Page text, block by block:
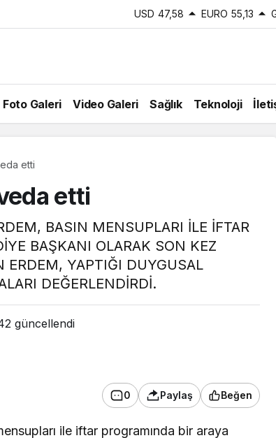
USD 47,58 EURO 55,13
Foto Galeri Video Galeri Sağlık Teknoloji
etti
etti
BASIN MENSUPLARI İLE İFTAR
BAŞKANI OLARAK SON KEZ
ERDEM, YAPTIĞI DUYGUSAL
DEĞERLENDİRDİ.
güncellendi
0 Paylaş Beğen
ile iftar programında bir araya